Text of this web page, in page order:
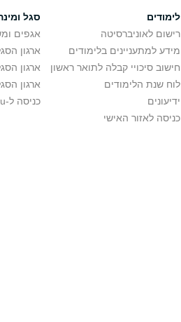
לימודים
רישום לאוניברסיטה
מידע למתעניינים בלימודים
חישוב סיכויי קבלה לתואר ראשון
לוח שנת הלימודים
ידיעונים
כניסה לאזור האישי
סגל
אגפים
ארגון
ארגון
ארגון
כניסה ל-My Tau